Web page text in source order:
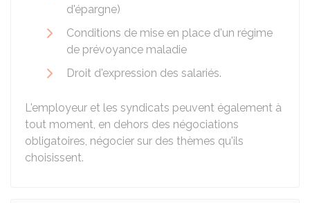
d'épargne)
Conditions de mise en place d'un régime
de prévoyance maladie
Droit d'expression des salariés.
L'employeur et les syndicats peuvent également à
tout moment, en dehors des négociations
obligatoires, négocier sur des thèmes qu'ils
choisissent.